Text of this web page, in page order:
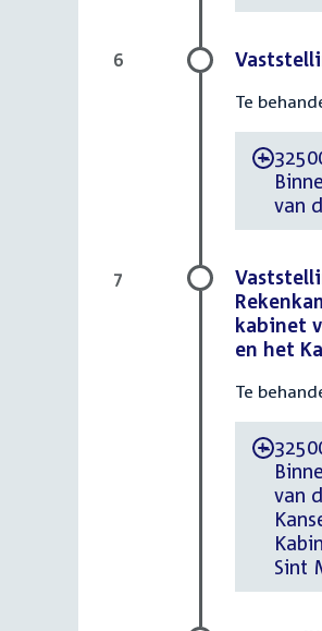
Te
-
van
6
kabinet
en het
Te
-
van
Sint
7